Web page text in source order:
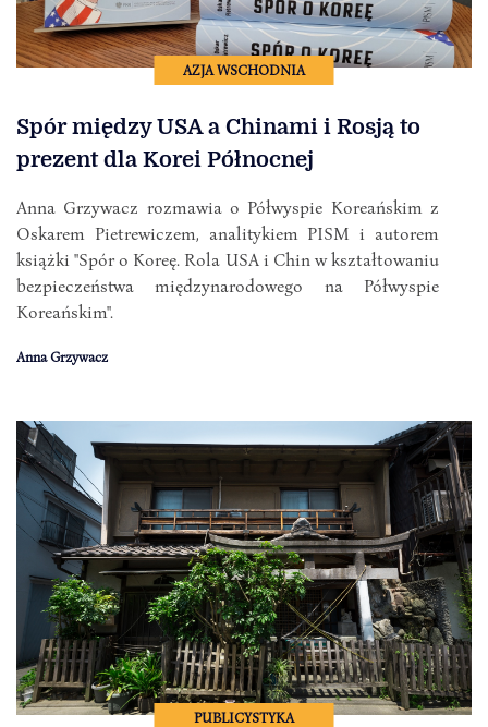
AZJA WSCHODNIA
Spór między USA a Chinami i Rosją to
prezent dla Korei Północnej
Anna Grzywacz rozmawia o Półwyspie Koreańskim z
Oskarem Pietrewiczem, analitykiem PISM i autorem
książki "Spór o Koreę. Rola USA i Chin w kształtowaniu
bezpieczeństwa międzynarodowego na Półwyspie
Koreańskim".
Anna Grzywacz
PUBLICYSTYKA